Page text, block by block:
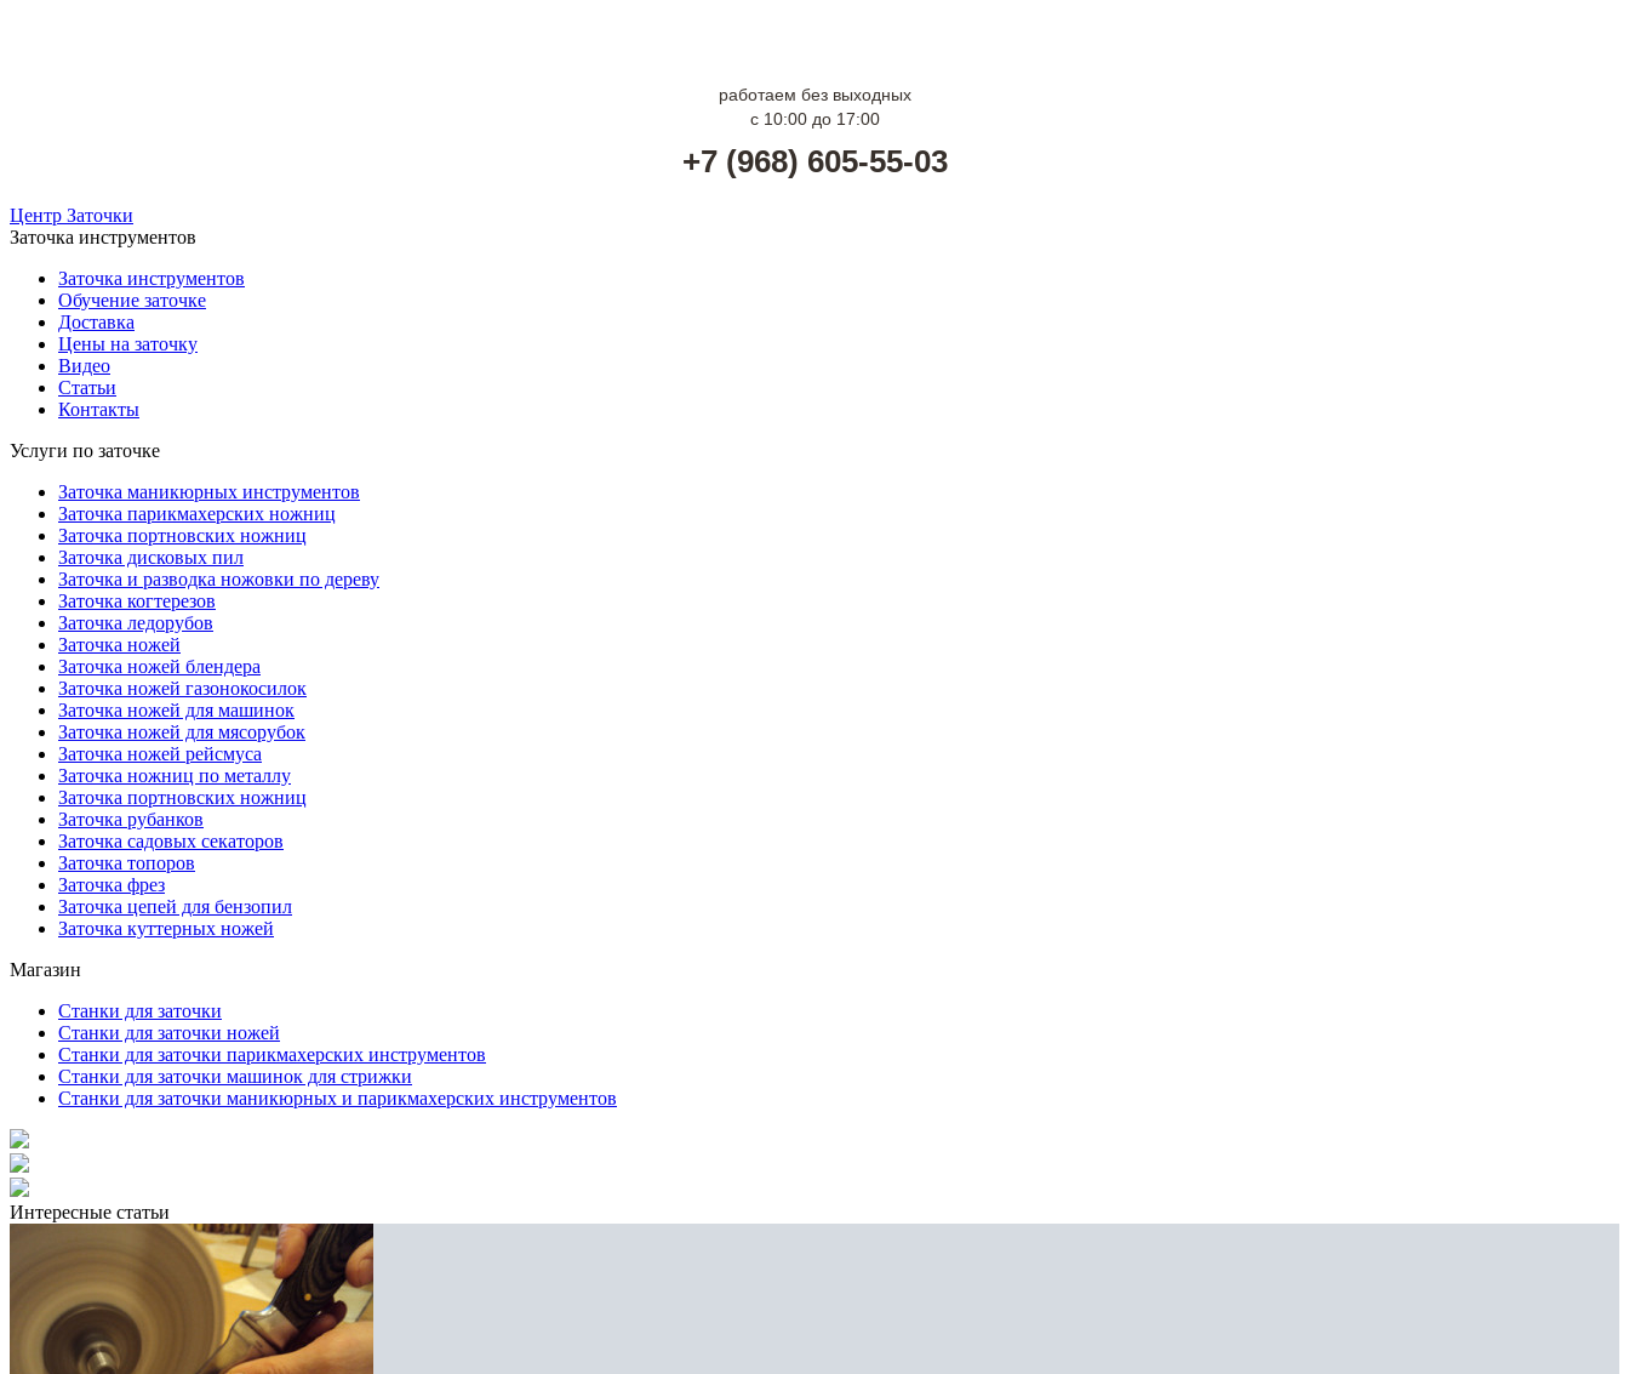
работаем без выходных
с 10:00 до 17:00
+7 (968) 605-55-03
Центр Заточки
Заточка инструментов
Заточка инструментов
Обучение заточке
Доставка
Цены на заточку
Видео
Статьи
Контакты
Услуги по заточке
Заточка маникюрных инструментов
Заточка парикмахерских ножниц
Заточка портновских ножниц
Заточка дисковых пил
Заточка и разводка ножовки по дереву
Заточка когтерезов
Заточка ледорубов
Заточка ножей
Заточка ножей блендера
Заточка ножей газонокосилок
Заточка ножей для машинок
Заточка ножей для мясорубок
Заточка ножей рейсмуса
Заточка ножниц по металлу
Заточка портновских ножниц
Заточка рубанков
Заточка садовых секаторов
Заточка топоров
Заточка фрез
Заточка цепей для бензопил
Заточка куттерных ножей
Магазин
Станки для заточки
Станки для заточки ножей
Станки для заточки парикмахерских инструментов
Станки для заточки машинок для стрижки
Станки для заточки маникюрных и парикмахерских инструментов
Интересные статьи